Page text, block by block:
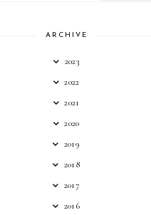
ARCHIVE
2023
2022
2021
2020
2019
2018
2017
2016